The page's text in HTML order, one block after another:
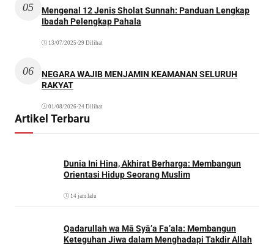
05
Mengenal 12 Jenis Sholat Sunnah: Panduan Lengkap
Ibadah Pelengkap Pahala
13/07/2025 •29 Dilihat
06
NEGARA WAJIB MENJAMIN KEAMANAN SELURUH
RAKYAT
01/08/2026•24 Dilihat
Artikel Terbaru
Dunia Ini Hina, Akhirat Berharga: Membangun
Orientasi Hidup Seorang Muslim
14 jam lalu
Qadarullah wa Mā Syā’a Fa’ala: Membangun
Keteguhan Jiwa dalam Menghadapi Takdir Allah